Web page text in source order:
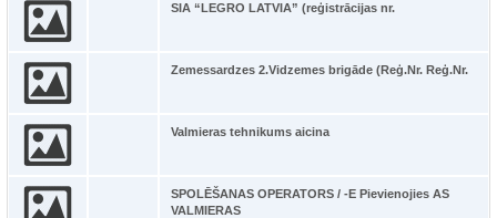
SIA “LEGRO LATVIA” (reģistrācijas nr.
Zemessardzes 2.Vidzemes brigāde (Reģ.Nr. Reģ.Nr.
Valmieras tehnikums aicina
SPOLĒŠANAS OPERATORS / -E Pievienojies AS
VALMIERAS